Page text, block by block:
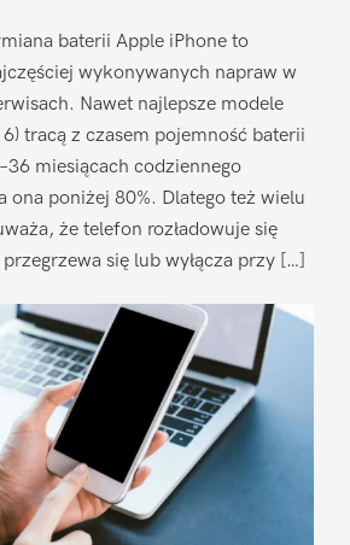
baterii Apple iPhone to
wykonywanych napraw w
Nawet najlepsze modele
tracą z czasem pojemność baterii
miesiącach codziennego
ona poniżej 80%. Dlatego też wielu
że telefon rozładowuje się
się lub wyłącza przy […]